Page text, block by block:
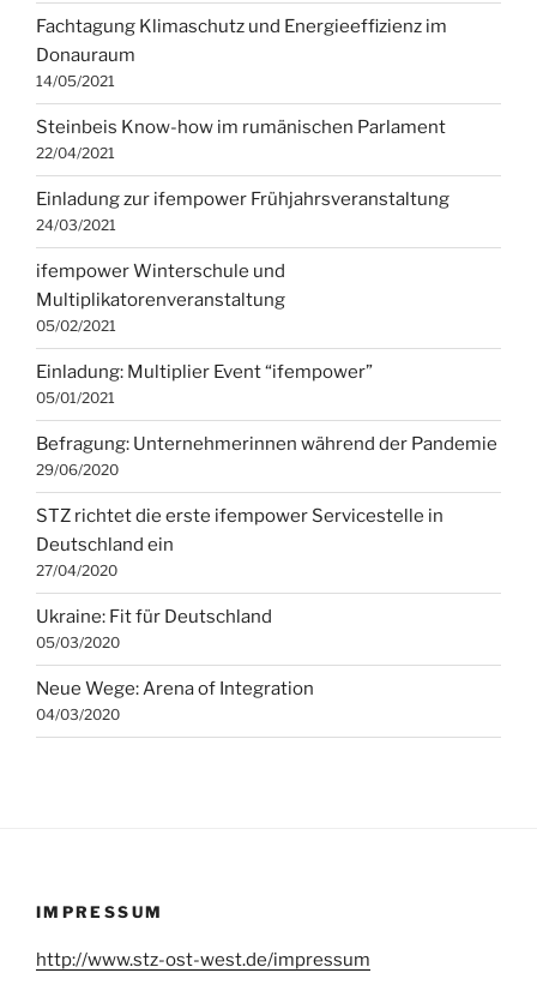
Fachtagung Klimaschutz und Energieeffizienz im
Donauraum
14/05/2021
Steinbeis Know-how im rumänischen Parlament
22/04/2021
Einladung zur ifempower Frühjahrsveranstaltung
24/03/2021
ifempower Winterschule und
Multiplikatorenveranstaltung
05/02/2021
Einladung: Multiplier Event “ifempower”
05/01/2021
Befragung: Unternehmerinnen während der Pandemie
29/06/2020
STZ richtet die erste ifempower Servicestelle in
Deutschland ein
27/04/2020
Ukraine: Fit für Deutschland
05/03/2020
Neue Wege: Arena of Integration
04/03/2020
IMPRESSUM
http://www.stz-ost-west.de/impressum